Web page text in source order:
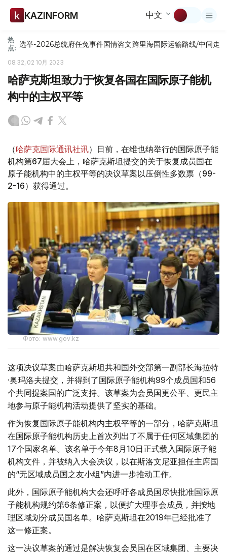
KAZINFORM 中文
热
点: 选举-2026总统府任免事件国情咨文跨里海国际运输路线/中间走廊
08:32, 02 10月 2023
哈萨克斯坦致力于恢复各国在国际原子能机
构中的主权平等
（哈萨克国际通讯社讯）日前，在维也纳举行的国际原子能
机构第67届大会上，哈萨克斯坦提交的关于恢复成员国在
原子能机构中的主权平等的决议草案以压倒性多数票（99-
2-16）获得通过。
Фото: www.gov.kz
这项决议草案由哈萨克斯坦共和国外交部第一副部长海拉特
·奥玛洛夫提交，并得到了国际原子能机构99个成员国和56
个共同提案国的广泛支持。该草案为会员国更公平、更民主
地参与原子能机构活动提供了坚实的基础。
作为恢复国际原子能机构内主权平等的一部分，哈萨克斯坦
在国际原子能机构历史上首次列出了不属于任何区域集团的
17个国家名单。该名单于今年8月10日正式载入国际原子能
机构文件，并被纳入大会决议，以在斯洛文尼亚担任主席国
的“无区域成员国之友小组”内进一步推动工作。
此外，国际原子能机构大会还呼吁各成员国尽快批准国际原
子能机构规约第6条修正案，以便扩大理事会成员，并按地
理区域划分成员国名单。哈萨克斯坦在2019年已经批准了
这一修正案。
这一决议草案的通过是解决恢复会员国在区域集团、主要决